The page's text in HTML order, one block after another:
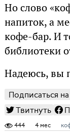
Но слово
напиток, а
кофе-бар. И
библиотеки
Надеюсь, вы
Подписаться
Твитнуть
444 4 мес